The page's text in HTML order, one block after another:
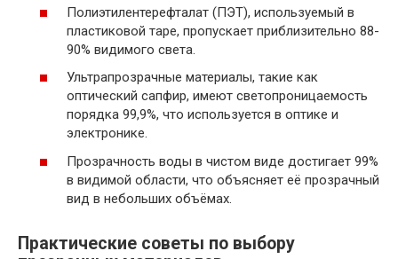
Полиэтилентерефталат (ПЭТ), используемый в
пластиковой таре, пропускает приблизительно 88-
90% видимого света.
Ультрапрозрачные материалы, такие как
оптический сапфир, имеют светопроницаемость
порядка 99,9%, что используется в оптике и
электронике.
Прозрачность воды в чистом виде достигает 99%
в видимой области, что объясняет её прозрачный
вид в небольших объёмах.
Практические советы по выбору